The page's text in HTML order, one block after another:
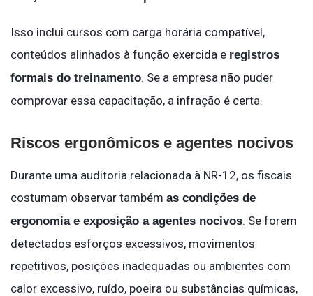
Isso inclui cursos com carga horária compatível,
conteúdos alinhados à função exercida e registros
formais do treinamento. Se a empresa não puder
comprovar essa capacitação, a infração é certa.
Riscos ergonômicos e agentes nocivos
Durante uma auditoria relacionada à NR-12, os fiscais
costumam observar também as condições de
ergonomia e exposição a agentes nocivos. Se forem
detectados esforços excessivos, movimentos
repetitivos, posições inadequadas ou ambientes com
calor excessivo, ruído, poeira ou substâncias químicas,